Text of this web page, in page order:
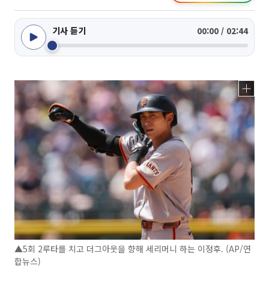
기사 듣기 00:00 / 02:44
▲5회 2루타를 치고 더그아웃을 향해 세리머니 하는 이정후. (AP/연
합뉴스)